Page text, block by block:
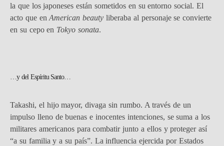
la que los japoneses están sometidos en su entorno social. El
acto que enAmerican beautyliberaba al personaje se convierte
en su cepo en Tokyo sonata.
…y del Espíritu Santo…
Takashi, el hijo mayor, divaga sin rumbo. A través de un
impulso lleno de buenas e inocentes intenciones, se suma a los
militares americanos para combatir junto a ellos y proteger así
“a su familia y a su país”. La influencia ejercida por Estados